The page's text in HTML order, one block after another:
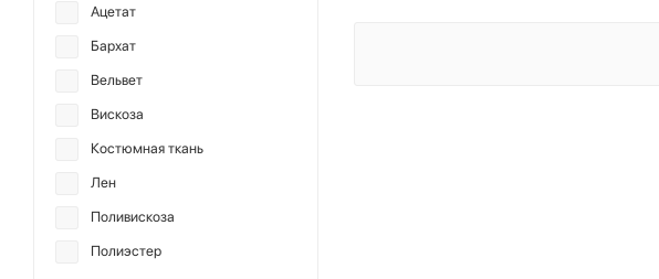
Ацетат
Бархат
Вельвет
Вискоза
Костюмная ткань
Лен
Поливискоза
Полиэстер